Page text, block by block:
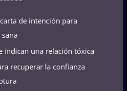
de intención para
indican una relación tóxica
recuperar la confianza